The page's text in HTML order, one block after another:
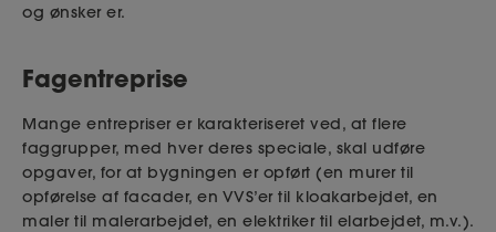
og ønsker er.
Fagentreprise
Mange entrepriser er karakteriseret ved, at flere
faggrupper, med hver deres speciale, skal udføre
opgaver, for at bygningen er opført (en murer til
opførelse af facader, en VVS’er til kloakarbejdet, en
maler til malerarbejdet, en elektriker til elarbejdet, m.v.).